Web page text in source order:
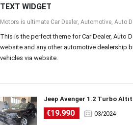
TEXT WIDGET
Motors is ultimate Car Dealer, Automotive, Auto
This is the perfect theme for Car Dealer, Auto
website and any other automotive dealership
vehicles via website.
Jeep Avenger 1.2 Turbo
€19.990 03/2024